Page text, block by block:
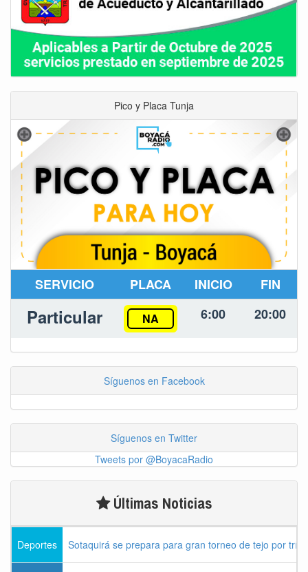
Pico y Placa Tunja
SERVICIO PLACA INICIO FIN
Particular NA 6:00 20:00
Síguenos en Facebook
Síguenos en Twitter
Tweets por @BoyacaRadio
Últimas Noticias
Deportes Sotaquirá se prepara para gran torneo de tejo por tríos